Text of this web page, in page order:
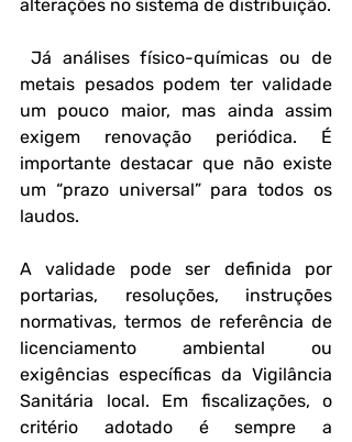
alterações no sistema de distribuição.
metais pesados podem ter validade
um pouco maior, mas ainda assim
exigem renovação periódica. É
importante destacar que não existe
um “prazo universal” para todos os
laudos.
A validade pode ser definida por
portarias, resoluções, instruções
normativas, termos de referência de
licenciamento ambiental ou
exigências específicas da Vigilância
Sanitária local. Em fiscalizações, o
critério adotado é sempre a